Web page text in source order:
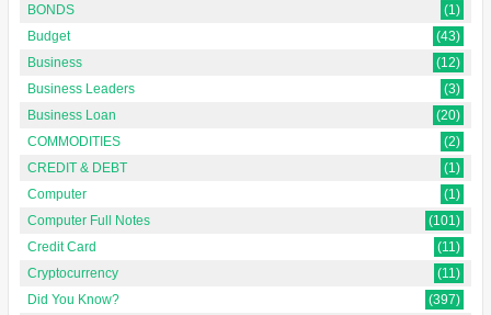
BONDS
(1)
Budget
(43)
Business
(12)
Business Leaders
(3)
Business Loan
(20)
COMMODITIES
(2)
CREDIT & DEBT
(1)
Computer
(1)
Computer Full Notes
(101)
Credit Card
(11)
Cryptocurrency
(11)
Did You Know?
(397)